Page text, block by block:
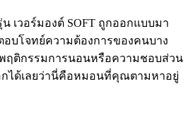
น เวอร์มองต์ SOFT ถูกออกแบบมา
ตอบโจทย์ความต้องการของคนบาง
ฤติกรรมการนอนหรือความชอบส่วน
ได้เลยว่านี่คือหมอนที่คุณตามหาอยู่